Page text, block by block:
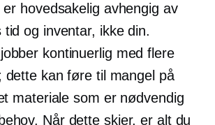
er hovedsakelig avhengig av
tid og inventar, ikke din.
kontinuerlig med flere
dette kan føre til mangel på
materiale som er nødvendig
Når dette skjer, er alt du